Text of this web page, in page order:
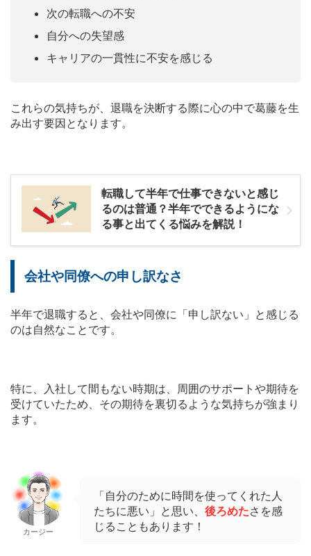
次の転職への不安
自分への失望感
キャリアの一貫性に不安を感じる
これらの気持ちが、退職を決断する際に心の中で葛藤を生
み出す要因となります。
転職して半年で仕事できないと感じ
るのは普通？半年でできるようにな
る事と出てくる悩みを解説！
会社や同僚への申し訳なさ
半年で退職すると、会社や同僚に「申し訳ない」と感じる
のは自然なことです。
特に、入社して間もない時期は、周囲のサポートや期待を
受けていたため、その期待を裏切るような気持ちが強まり
ます。
カージー
「自分のために時間を使ってくれた人
たちに悪い」と思い、 後ろめたさを感
じることもあります！